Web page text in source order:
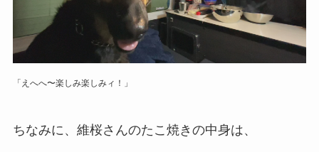
「えへへ〜楽しみ楽しみィ！」
ちなみに、維桜さんのたこ焼きの中身は、